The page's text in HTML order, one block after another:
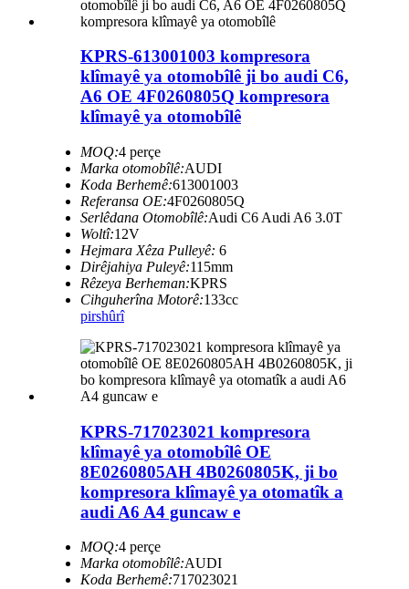
KPRS-613001003 kompresora
klîmayê ya otomobîlê ji bo audi C6,
A6 OE 4F0260805Q kompresora
klîmayê ya otomobîlê
MOQ:4 perçe
Marka otomobîlê:AUDI
Koda Berhemê:613001003
Referansa OE:4F0260805Q
Serlêdana Otomobîlê:Audi C6 Audi A6 3.0T
Woltî:12V
Hejmara Xêza Pulleyê: 6
Dirêjahiya Puleyê:115mm
Rêzeya Berheman:KPRS
Cihguherîna Motorê:133cc
pirshûrî
KPRS-717023021 kompresora
klîmayê ya otomobîlê OE
8E0260805AH 4B0260805K, ji bo
kompresora klîmayê ya otomatîk a
audi A6 A4 guncaw e
MOQ:4 perçe
Marka otomobîlê:AUDI
Koda Berhemê:717023021